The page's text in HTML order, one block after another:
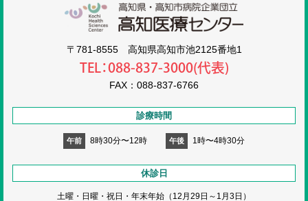
〒781-8555 高知県高知市池2125番地1
TEL：088-837-3000(代表)
FAX：088-837-6766
診療時間
午前 8時30分〜12時 午後 1時〜4時30分
休診日
土曜・日曜・祝日・ 年末年始（12月29日～1月3日）